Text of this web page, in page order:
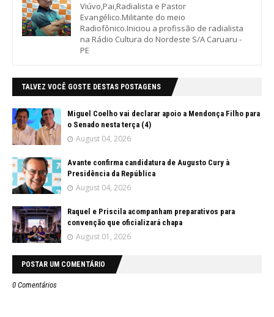
Viúvo,Pai,Radialista e Pastor
Evangélico.Militante do meio
Radiofônico.Iniciou a profissão de radialista
na Rádio Cultura do Nordeste S/A Caruaru -
PE
TALVEZ VOCÊ GOSTE DESTAS POSTAGENS
Miguel Coelho vai declarar apoio a Mendonça Filho para
o Senado nesta terça (4)
August 04, 2026
Avante confirma candidatura de Augusto Cury à
Presidência da República
August 04, 2026
Raquel e Priscila acompanham preparativos para
convenção que oficializará chapa
August 01, 2026
POSTAR UM COMENTÁRIO
0 Comentários